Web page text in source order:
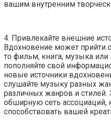
вашим внутренним
4. Привлекайте внешние
Вдохновение может прийти
то фильм, книга, музыка или
пополняйте свой
новые источники
слушайте музыку разных
различных жанров и
обширную сеть ассоциаций,
способствовать вашей